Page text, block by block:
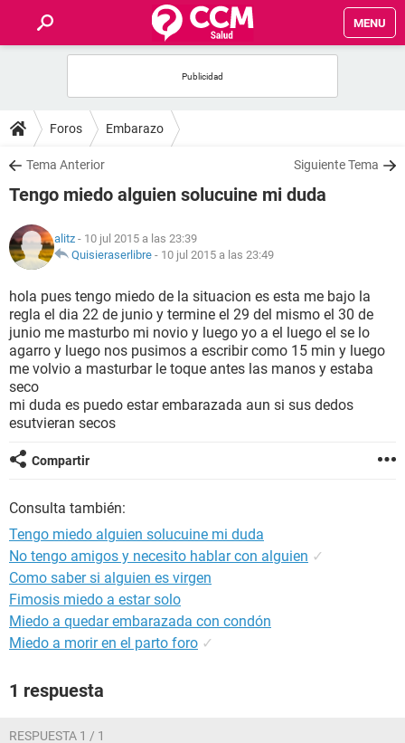
MENU
FOROS
SALUD
FAMILIA
NUTRICIÓN
BIENESTAR
SEXUALIDAD
GLOSARIO
Foros Embarazo
Tema Anterior Siguiente Tema
Tengo miedo alguien solucuine mi duda
alitz - 10 jul 2015 a las 23:39
Quisieraserlibre - 10 jul 2015 a las 23:49
hola pues tengo miedo de la situacion es esta me bajo la
regla el dia 22 de junio y termine el 29 del mismo el 30 de
junio me masturbo mi novio y luego yo a el luego el se lo
agarro y luego nos pusimos a escribir como 15 min y luego
me volvio a masturbar le toque antes las manos y estaba
seco
mi duda es puedo estar embarazada aun si sus dedos
esutvieran secos
Compartir
Consulta también:
Tengo miedo alguien solucuine mi duda
No tengo amigos y necesito hablar con alguien ✓
Como saber si alguien es virgen
Fimosis miedo a estar solo
Miedo a quedar embarazada con condón
Miedo a morir en el parto foro ✓
1 respuesta
RESPUESTA 1 / 1